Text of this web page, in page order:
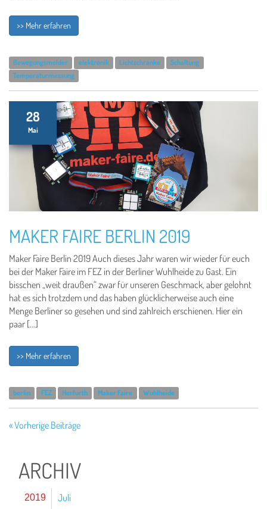
>> Mehr erfahren
Bewegungsmelder elektronik Lichtschranke
Schaltung
Temperaturmessung
28
Mai
MAKER FAIRE BERLIN 2019
Maker Faire Berlin 2019 Auch dieses Jahr waren wir wieder für euch
bei der Maker Faire im FEZ in der Berliner Wuhlheide zu Gast. Ein
bisschen „weit draußen“ zwar für unseren Geschmack, aber gelohnt
hat es sich trotzdem und das haben glücklicherweise auch eine
Menge Berliner so gesehen und sind zahlreich erschienen. Hier ein
paar […]
>> Mehr erfahren
berlin FEZ Herfurth Maker Faire Wuhlheide
« Vorherige Beiträge
ARCHIV
2019
Juli